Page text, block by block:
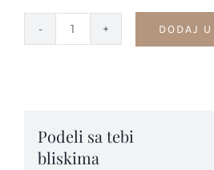
Nakit
Prsten
quantity
DODAJ
Podeli sa tebi
bliskima